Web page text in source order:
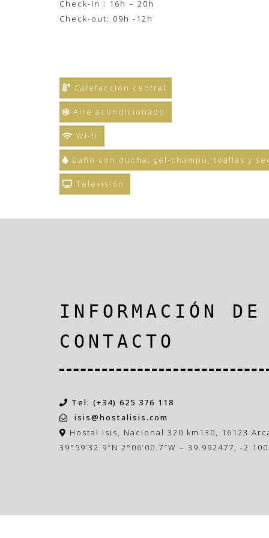
Check-in : 16h – 20h
Check-out: 09h -12h
Calefacción central
Aire acondicionado
Wi-fi
Baño con ducha, gel-champú, toallas y
Televisión
INFORMACIÓN DE
CONTACTO
Tel: (+34) 625 376 118
isis@hostalisis.com
Hostal Isis, Nacional 320 km130, 16123
39°59’32.9″N 2°06’00.7″W – 39.992477, -